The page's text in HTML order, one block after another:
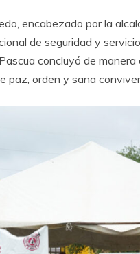
encabezado por la
de seguridad y
concluyó de
paz, orden y sana